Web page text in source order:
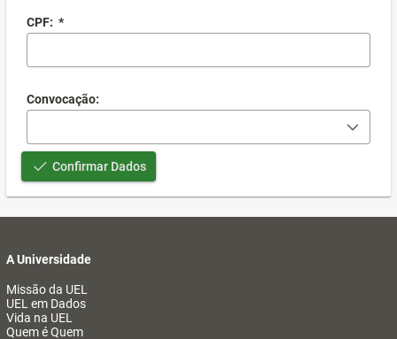
CPF: *
Convocação:
Confirmar Dados
A Universidade
Missão da UEL
UEL em Dados
Vida na UEL
Quem é Quem